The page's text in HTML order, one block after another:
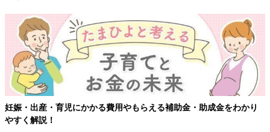
・出産・育児にかかる費用やもらえる補助金・助成金をわかり
く解説！